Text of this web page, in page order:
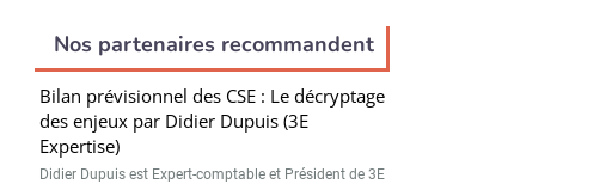
Nos partenaires recommandent
Bilan prévisionnel des CSE : Le décryptage
des enjeux par Didier Dupuis (3E
Expertise)
Didier Dupuis est Expert-comptable et Président de 3E